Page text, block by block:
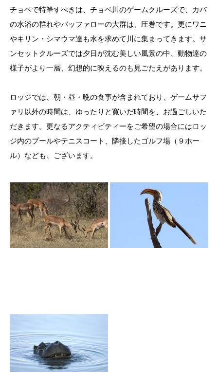
チョベで特筆すべきは、チョベ川のゲームクルーズで、カバ
の水浴の群れやバッファローの大群は、圧巻です。更にワニ
やキリン・シマウマ達も水を求めて川に集まってきます。サ
ンセットクルーズでは夕日が沈む美しい風景の中、動物達の
様子がより一層、幻想的に映えるのも見ごたえがあります。
ロッジでは、朝・昼・晩の食事が含まれており、ゲームサフ
ァリ以外の時間は、ゆったりと寛いだ時間を、お過ごしいた
だきます。更なるアクティビティーをご希望の場合にはロッ
ジ内のプールやテニスコート、隣接したゴルフ場（９ホー
ル）なども、ございます。